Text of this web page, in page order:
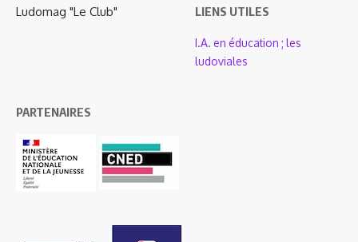
Ludomag "Le Club"
LIENS UTILES
I.A. en éducation ; les
ludoviales
PARTENAIRES